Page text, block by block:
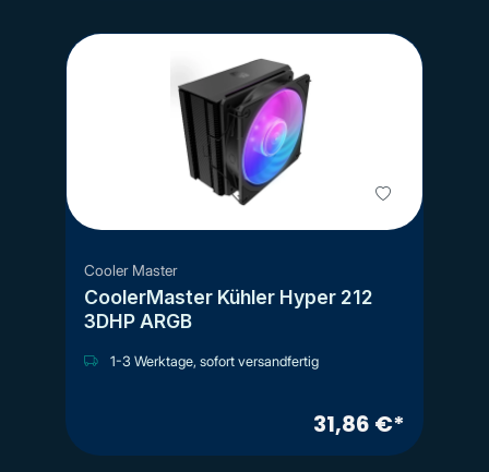
Cooler Master
CoolerMaster Kühler Hyper 212
3DHP ARGB
1-3 Werktage, sofort versandfertig
31,86 €*